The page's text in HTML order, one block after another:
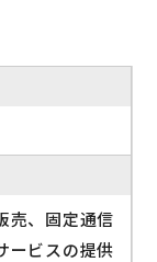
売、固定通信
ービスの提供